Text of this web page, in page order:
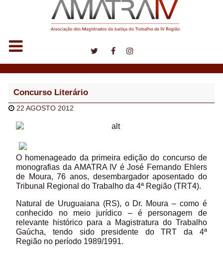
Concurso Literário
22 AGOSTO 2012
O homenageado da primeira edição do concurso de
monografias da AMATRA IV é José Fernando Ehlers
de Moura, 76 anos, desembargador aposentado do
Tribunal Regional do Trabalho da 4ª Região (TRT4).
Natural de Uruguaiana (RS), o Dr. Moura – como é
conhecido no meio jurídico – é personagem de
relevante histórico para a Magistratura do Trabalho
Gaúcha, tendo sido presidente do TRT da 4ª
Região no período 1989/1991.